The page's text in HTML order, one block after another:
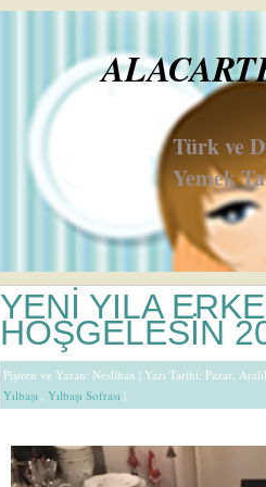
Türk ve
Yemek
YENİ YILA
HOŞGELESİN
Pişiren ve Yazan: Neslihan | Yazı Tarihi: Pazar,
Yılbaşı , Yılbaşı Sofrası |